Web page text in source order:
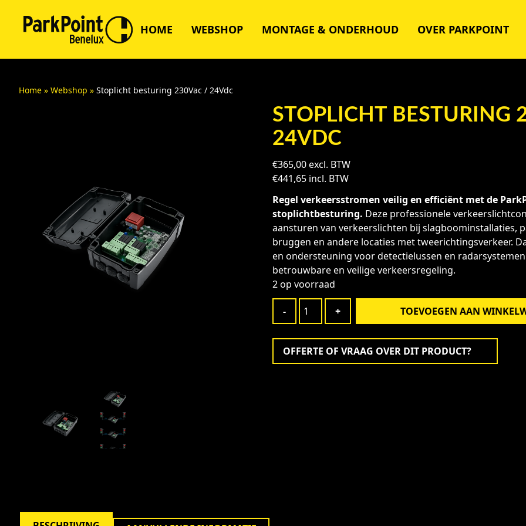
HOME WEBSHOP MONTAGE & ONDERHOUD OVER PARKPOINT
Home » Webshop » Stoplicht besturing 230Vac / 24Vdc
STOPLICHT BESTURING
24VDC
€365,00excl. BTW
€441,65 incl. BTW
Regel verkeersstromen veilig en efficiënt met de
stoplichtbesturing. Deze professionele
aansturen van verkeerslichten bij slagboominstallaties,
bruggen en andere locaties met tweerichtingsverkeer.
en ondersteuning voor detectielussen en
betrouwbare en veilige verkeersregeling.
2 op voorraad
-
besturing
/
24Vdc
aantal
+ TOEVOEGEN AAN
OFFERTE OF VRAAG OVER DIT PRODUCT?